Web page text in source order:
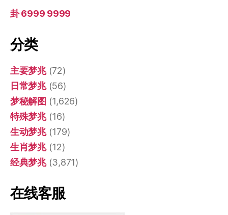
卦 6999 9999
分类
主要梦兆(72)
日常梦兆(56)
梦秘解图 (1,626)
特殊梦兆(16)
生动梦兆(179)
生肖梦兆(12)
经典梦兆(3,871)
在线客服